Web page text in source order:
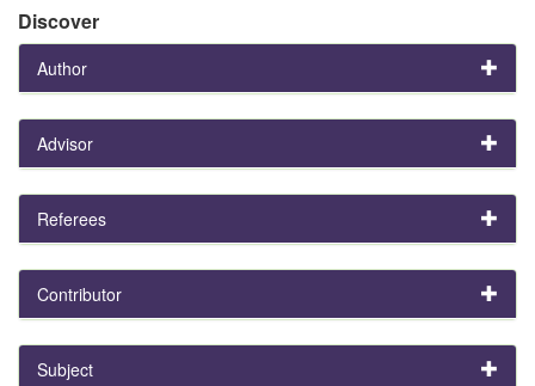
Discover
Author
Advisor
Referees
Contributor
Subject